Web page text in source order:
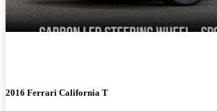
2016 Ferrari California T